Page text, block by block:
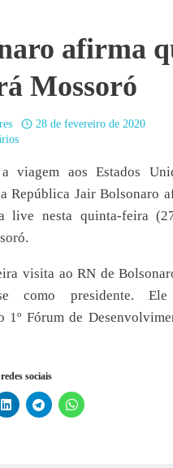
afirma
Mossoró
28 de fevereiro de 2020
viagem aos Estados
República Jair Bolsonaro
live nesta quinta-feira
visita ao RN de
como presidente.
1º Fórum de
sociais